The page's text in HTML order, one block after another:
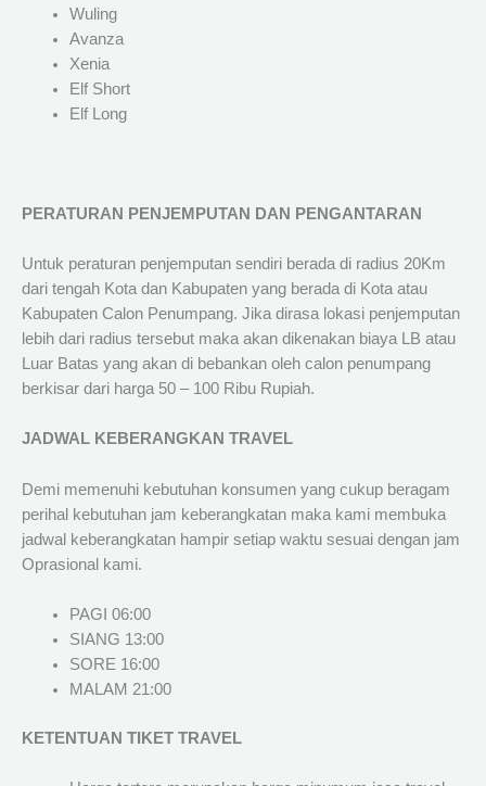
Wuling
Avanza
Xenia
Elf Short
Elf Long
PERATURAN PENJEMPUTAN DAN PENGANTARAN
Untuk peraturan penjemputan sendiri berada di radius 20Km
dari tengah Kota dan Kabupaten yang berada di Kota atau
Kabupaten Calon Penumpang. Jika dirasa lokasi penjemputan
lebih dari radius tersebut maka akan dikenakan biaya LB atau
Luar Batas yang akan di bebankan oleh calon penumpang
berkisar dari harga 50 – 100 Ribu Rupiah.
JADWAL KEBERANGKAN TRAVEL
Demi memenuhi kebutuhan konsumen yang cukup beragam
perihal kebutuhan jam keberangkatan maka kami membuka
jadwal keberangkatan hampir setiap waktu sesuai dengan jam
Oprasional kami.
PAGI 06:00
SIANG 13:00
SORE 16:00
MALAM 21:00
KETENTUAN TIKET TRAVEL